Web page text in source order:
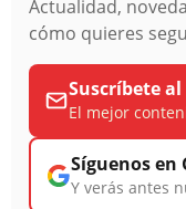
Actualidad,
cómo quieres
Suscríbete
El mejor
Síguenos en
Y verás antes